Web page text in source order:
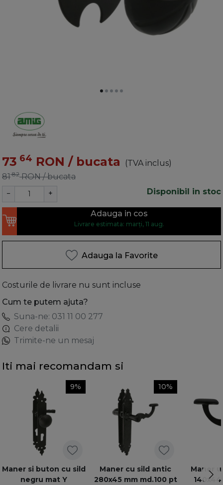
73 64 RON / bucata
(TVA inclus)
8182 RON / bucata
Disponibil in stoc
− +
Adauga in cos
Livrare estimata: marți, 11 aug.
Adauga la Favorite
Costurile de livrare nu sunt incluse
Cum te putem ajuta?
Suna-ne: 031 11 00 277
Cere detalii
Trimite-ne un mesaj
Iti mai recomandam si
9%
Maner si buton cu sild
negru mat Y
10%
Maner cu sild antic
280x45 mm md.100 pt
Maner